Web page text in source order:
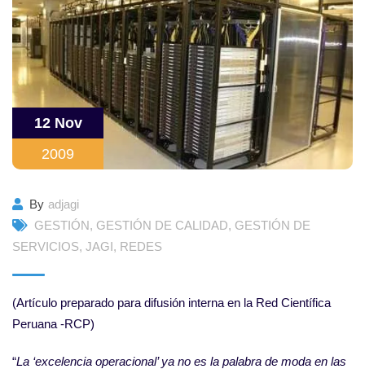
12 Nov
2009
By adjagi
GESTIÓN, GESTIÓN DE CALIDAD, GESTIÓN DE
SERVICIOS, JAGI, REDES
(Artículo preparado para difusión interna en la Red Científica
Peruana -RCP)
“La ‘excelencia operacional’ ya no es la palabra de moda en las